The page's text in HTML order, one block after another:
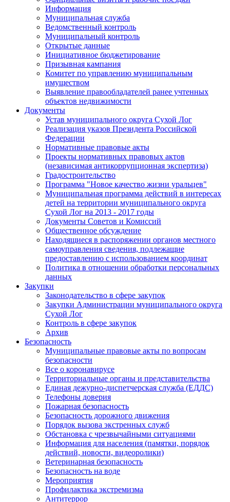
Информация
Муниципальная служба
Ведомственный контроль
Муниципальный контроль
Открытые данные
Инициативное бюджетирование
Призывная кампания
Комитет по управлению муниципальным
имуществом
Выявление правообладателей ранее учтенных
объектов недвижимости
Документы
Устав муниципального округа Сухой Лог
Реализация указов Президента Российской
Федерации
Нормативные правовые акты
Проекты нормативных правовых актов
(независимая антикоррупционная экспертиза)
Градостроительство
Программа "Новое качество жизни уральцев"
Муниципальная программа действий в интересах
детей на территории муниципального округа
Сухой Лог на 2013 - 2017 годы
Документы Советов и Комиссий
Общественное обсуждение
Находящиеся в распоряжении органов местного
самоуправления сведения, подлежащие
предоставлению с использованием координат
Политика в отношении обработки персональных
данных
Закупки
Законодательство в сфере закупок
Закупки Администрации муниципального округа
Сухой Лог
Контроль в сфере закупок
Архив
Безопасность
Муниципальные правовые акты по вопросам
безопасности
Все о коронавирусе
Территориальные органы и представительства
Единая дежурно-диспетчерская служба (ЕДДС)
Телефоны доверия
Пожарная безопасность
Безопасность дорожного движения
Порядок вызова экстренных служб
Обстановка с чрезвычайными ситуациями
Информация для населения (памятки, порядок
действий, новости, видеоролики)
Ветеринарная безопасность
Безопасность на воде
Мероприятия
Профилактика экстремизма
Антитеррор